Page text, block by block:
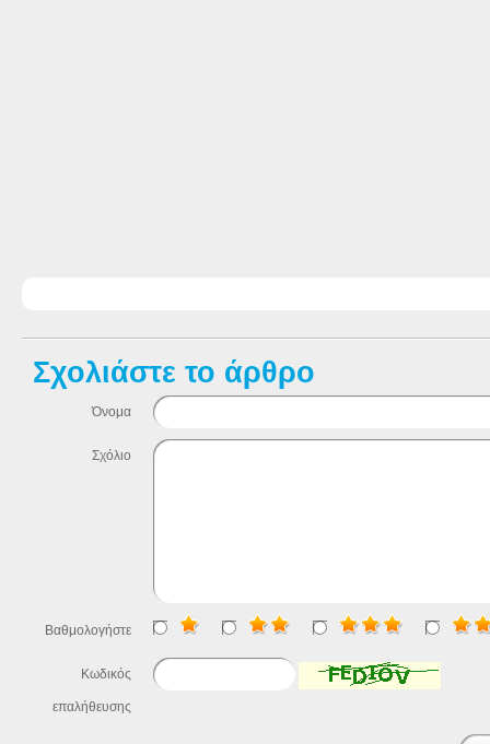
Σχολιάστε το άρθρο
Όνομα
Σχόλιο
Βαθμολογήστε
Κωδικός
επαλήθευσης